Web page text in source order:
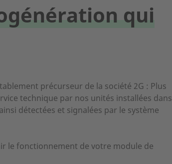
qui
précurseur de la société 2G : Plus
technique par nos unités installées dans
détectées et signalées par le système
le fonctionnement de votre module de